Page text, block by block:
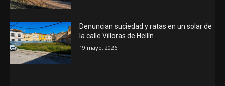
Denuncian suciedad y ratas en un solar de
la calle Villoras de Hellín
19 mayo, 2026